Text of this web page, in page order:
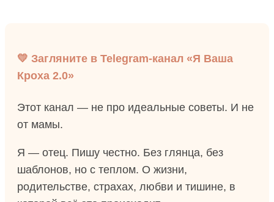
💛 Загляните в Telegram-канал «Я Ваша
Кроха 2.0»
Этот канал — не про идеальные советы. И не
от мамы.
Я — отец. Пишу честно. Без глянца, без
шаблонов, но с теплом. О жизни,
родительстве, страхах, любви и тишине, в